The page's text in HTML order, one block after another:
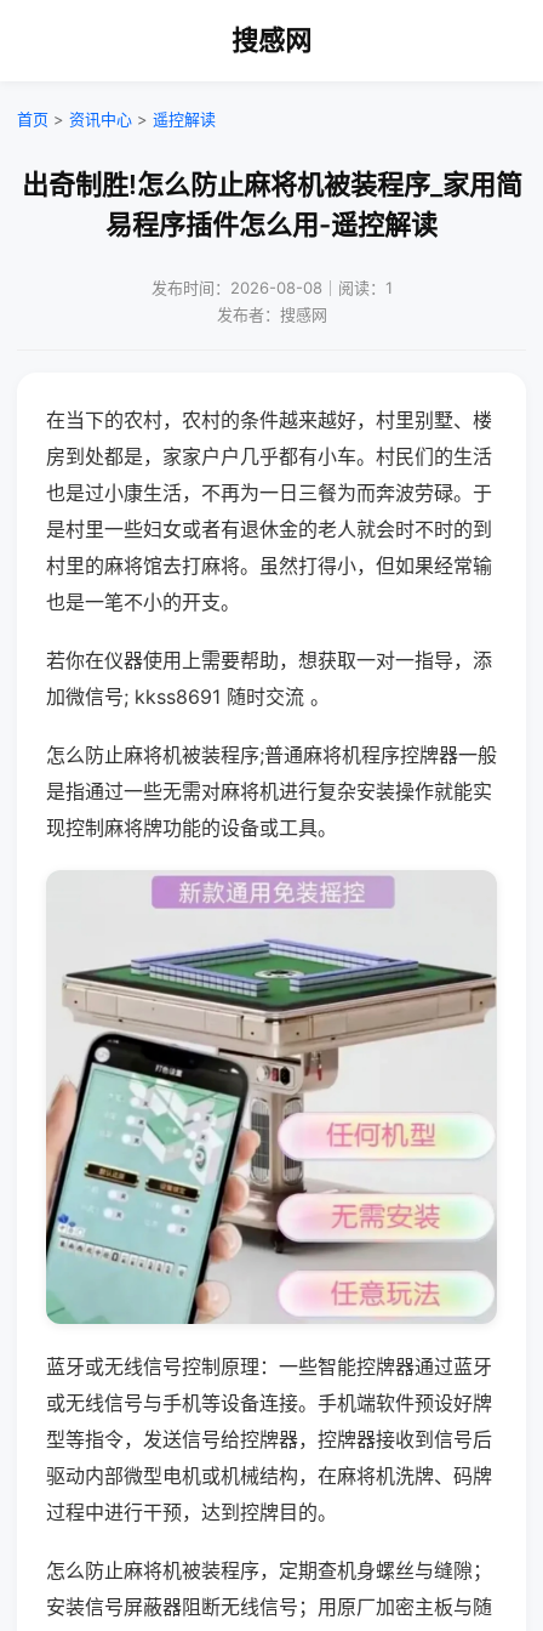
搜感网
首页 > 资讯中心 > 遥控解读
出奇制胜!怎么防止麻将机被装程序_家用简
易程序插件怎么用-遥控解读
发布时间：2026-08-08｜阅读：1
发布者：搜感网
在当下的农村，农村的条件越来越好，村里别墅、楼
房到处都是，家家户户几乎都有小车。村民们的生活
也是过小康生活，不再为一日三餐为而奔波劳碌。于
是村里一些妇女或者有退休金的老人就会时不时的到
村里的麻将馆去打麻将。虽然打得小，但如果经常输
也是一笔不小的开支。
若你在仪器使用上需要帮助，想获取一对一指导，添
加微信号; kkss8691 随时交流 。
怎么防止麻将机被装程序;普通麻将机程序控牌器一般
是指通过一些无需对麻将机进行复杂安装操作就能实
现控制麻将牌功能的设备或工具。
蓝牙或无线信号控制原理：一些智能控牌器通过蓝牙
或无线信号与手机等设备连接。手机端软件预设好牌
型等指令，发送信号给控牌器，控牌器接收到信号后
驱动内部微型电机或机械结构，在麻将机洗牌、码牌
过程中进行干预，达到控牌目的。
怎么防止麻将机被装程序，定期查机身螺丝与缝隙；
安装信号屏蔽器阻断无线信号；用原厂加密主板与随